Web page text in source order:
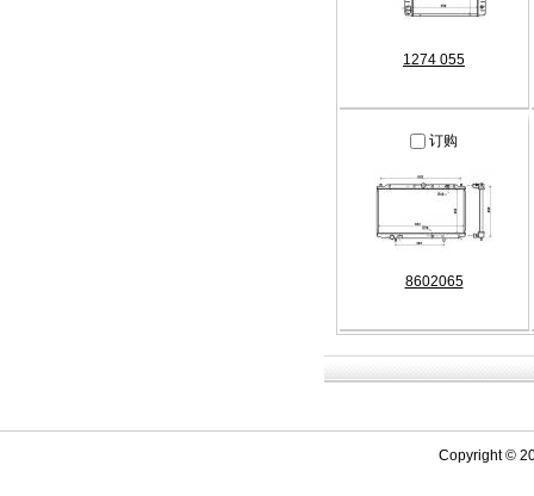
1274 055
订购
8602065
Copyright ©